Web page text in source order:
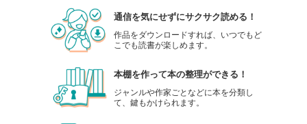
通信を気にせずにサクサク読める！
作品をダウンロードすれば、いつでもど
こでも読書が楽しめます。
本棚を作って本の整理ができる！
ジャンルや作家ごとなどに本を分類し
て、鍵もかけられます。